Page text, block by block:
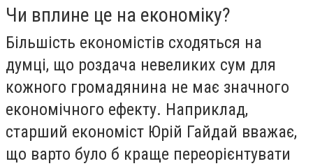
Чи вплине це на економіку?
Більшість економістів сходяться на
думці, що роздача невеликих сум для
кожного громадянина не має значного
економічного ефекту. Наприклад,
старший економіст Юрій Гайдай вважає,
що варто було б краще переорієнтувати